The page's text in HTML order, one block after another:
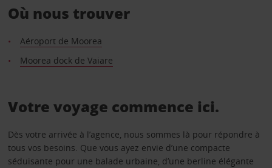
Où nous trouver
Aéroport de Moorea
Moorea dock de Vaiare
Votre voyage commence ici.
Dès votre arrivée à l’agence, nous sommes là pour répondre à
tous vos besoins. Que vous ayez envie d’une compacte
séduisante pour une balade urbaine, d’une berline élégante